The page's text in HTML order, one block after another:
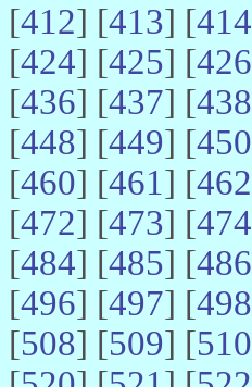
[412] [413] [414
[424] [425] [426
[436] [437] [438
[448] [449] [450
[460] [461] [462
[472] [473] [474
[484] [485] [486
[496] [497] [498
[508] [509] [510